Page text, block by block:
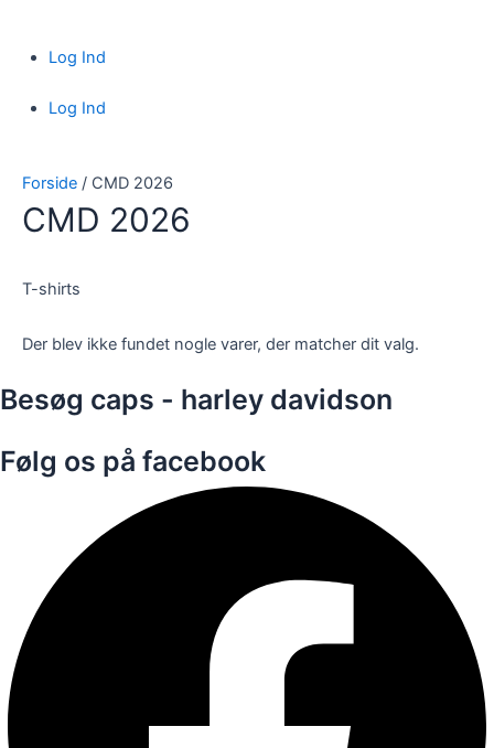
Log Ind
Log Ind
Forside / CMD 2026
CMD 2026
T-shirts
Der blev ikke fundet nogle varer, der matcher dit valg.
Besøg caps - harley davidson
Følg os på facebook